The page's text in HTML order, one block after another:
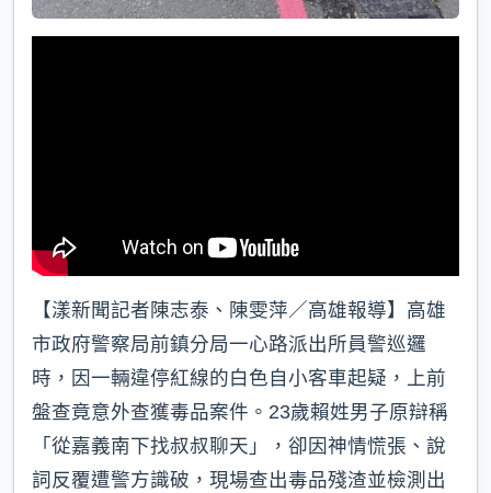
【漾新聞記者陳志泰、陳雯萍／高雄報導】高雄
市政府警察局前鎮分局一心路派出所員警巡邏
時，因一輛違停紅線的白色自小客車起疑，上前
盤查竟意外查獲毒品案件。23歲賴姓男子原辯稱
「從嘉義南下找叔叔聊天」，卻因神情慌張、說
詞反覆遭警方識破，現場查出毒品殘渣並檢測出